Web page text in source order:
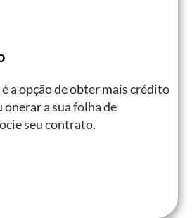
a opção de obter mais crédito
onerar a sua folha de
seu contrato.